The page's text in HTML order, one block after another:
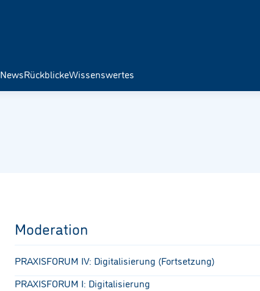
NewsRückblickeWissenswertes
Moderation
PRAXISFORUM IV: Digitalisierung (Fortsetzung)
PRAXISFORUM I: Digitalisierung